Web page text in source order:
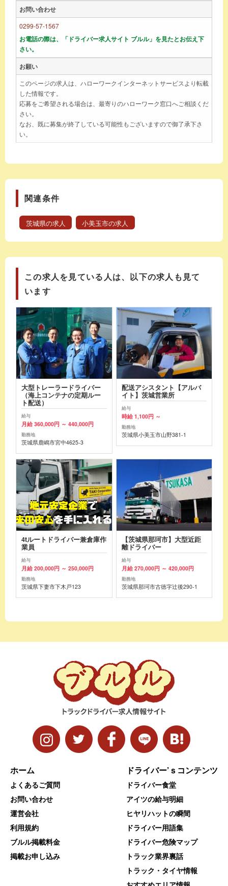
お問い合わせ
0299-57-1567
お電話の際は、「ドライバー求人サイト ブルル」を見たとお伝え下
さい。
お願い
このページの求人は、ハローワークインターネットサービスより転載
した情報です。
応募をご希望される場合は、最寄りのハローワーク窓口へご相談くだ
さい。
なお、既に募集が終了している可能性もございますので御了承下さ
い。
関連条件
茨城県の求人 小美玉市の求人
この求人を見ている人は、以下の求人も見て
います
大型トレーラードライバー
（海上コンテナの定期ルー
ト配送）
給与
月給 360,000円 ～ 440,000円
勤務地
茨城県鹿嶋市宮中4625-3
配送アシスタント【アルバ
イト】茨城営業所
給与
時給 1,100円 ～
勤務地
茨城県小美玉市山野381-1
4tルートドライバー兼倉庫作
業員
給与
月給 200,000円 ～ 250,000円
勤務地
茨城県下妻市下木戸123
【茨城県那珂市】大型近距
離ドライバー
給与
月給 270,000円 ～ 420,000円
勤務地
茨城県那珂市古徳字辻後290-1
ホーム
よくあるご質問
お問い合わせ
運営会社
利用規約
ブルル掲載料金
掲載お申し込み
ドライバー’ｓコンテンツ
ドライバー食堂
アイツの給与明細
ヒヤリハットの瞬間
ドライバー用語集
ドライバー危険マップ
トラック業界裏話
トラック・タイヤ情報